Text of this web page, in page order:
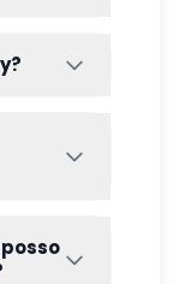
de
nas